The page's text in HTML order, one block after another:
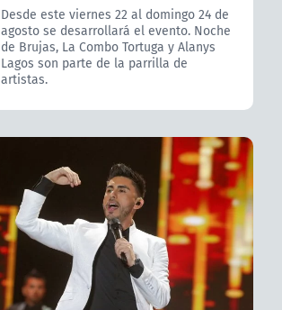
Desde este viernes 22 al domingo 24 de
agosto se desarrollará el evento. Noche
de Brujas, La Combo Tortuga y Alanys
Lagos son parte de la parrilla de
artistas.